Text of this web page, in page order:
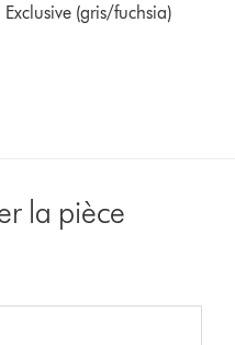
(gris/fuchsia)
la pièce